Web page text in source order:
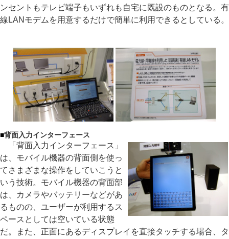
ンセントもテレビ端子もいずれも自宅に既設のものとなる。有
線LANモデムを用意するだけで簡単に利用できるとしている。
■背面入力インターフェース
「背面入力インターフェース」
は、モバイル機器の背面側を使っ
てさまざまな操作をしていこうと
いう技術。モバイル機器の背面部
は、カメラやバッテリーなどがあ
るものの、ユーザーが利用するス
ペースとしては空いている状態
だ。また、正面にあるディスプレイを直接タッチする場合、タ